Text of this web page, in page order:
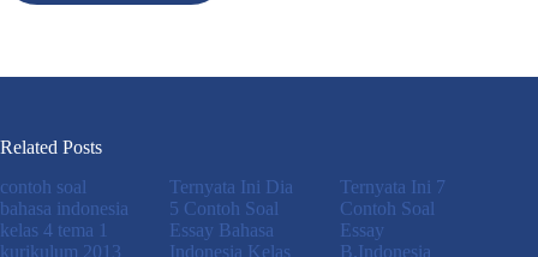
Related Posts
contoh soal
bahasa indonesia
kelas 4 tema 1
kurikulum 2013
Ternyata Ini Dia
5 Contoh Soal
Essay Bahasa
Indonesia Kelas
Ternyata Ini 7
Contoh Soal
Essay
B.Indonesia